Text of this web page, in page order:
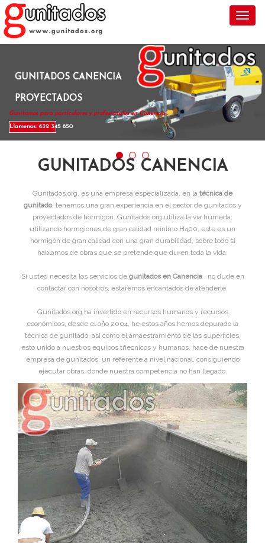
GUNITADOS CANENCIA
PROYECTADOS
Gunitamos para particulares y profesionales en Canencia .
Llamenos: 632 345 850
GUNITADOS CANENCIA
Gunitados.org, es una empresa especializada, en la técnica de
gunitado, tenemos una gran experiencia en el sector de gunitados y
proyectados de hormigón. Gunitados.org utiliza la vía húmeda,
utilizando hormgiones de gran calidad mínimo H400, este es un
hormigón de gran calidad con una gran durabilidad, sobre todo si
hablamos de obras que se pretende que duren toda la vida.
Si usted necesita los servicios de gunitados en Canencia , no dude en
contactar con nosotros, estaremos encantados de atenderle.
Gunitados.org ha invertido en recursos humanos y recursos
económicos, desde el año 2004, he estos años hemos depurado la
técnica de gunitado, asi como el amaestramiento de las superficies,
esto unido a nuestros equipos tñecnicos y humanos, hace de nuestra
empresa de gunitados, un referente a nivel nacional, consiguiendo
ejecutar obras, donde nuestra competencia no han llegado.